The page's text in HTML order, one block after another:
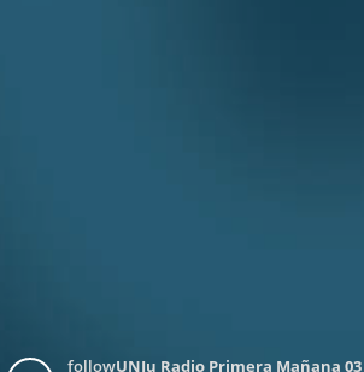
followUNJu Radio Primera Mañana 03